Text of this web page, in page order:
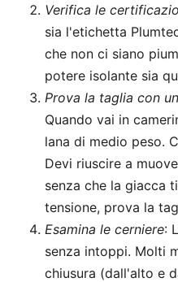
Verifica le
sia l'etichetta
che non ci siano
potere isolante sia
Prova la taglia con
Quando vai in
lana di medio peso.
Devi riuscire a
senza che la giacca
tensione, prova la
Esamina le cerniere:
senza intoppi. Molti
chiusura (dall'alto e